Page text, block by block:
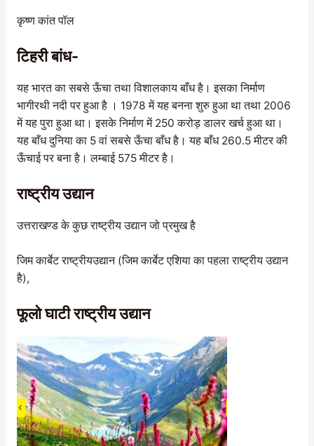
कृष्ण कांत पॉल
टिहरी बांध-
यह भारत का सबसे ऊँचा तथा विशालकाय बाँध है। इसका निर्माण
भागीरथी नदी पर हुआ है । 1978 में यह बनना शुरु हुआ था तथा 2006
में यह पुरा हुआ था। इसके निर्माण में 250 करोड़ डालर खर्च हुआ था।
यह बाँध दुनिया का 5 वां सबसे ऊँचा बाँध है। यह बाँध 260.5 मीटर की
ऊँचाई पर बना है। लम्बाई 575 मीटर है।
राष्ट्रीय उद्यान
उत्तराखण्ड के कुछ राष्ट्रीय उद्यान जो प्रमुख है
जिम कार्बेट राष्ट्रीयउद्यान (जिम कार्बेट एशिया का पहला राष्ट्रीय उद्यान
है),
फूलो घाटी राष्ट्रीय उद्यान